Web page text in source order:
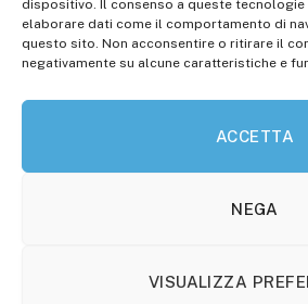
dispositivo. Il consenso a queste tecnologie
elaborare dati come il comportamento di
questo sito. Non acconsentire o ritirare il
negativamente su alcune caratteristiche e
ACCETTA
NEGA
VISUALIZZA
commerciale@molisetabloid.it
Disclaimer